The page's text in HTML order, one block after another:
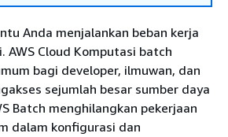
Anda menjalankan beban kerja
AWS Cloud Komputasi batch
bagi developer, ilmuwan, dan
sejumlah besar sumber daya
Batch menghilangkan pekerjaan
dalam konfigurasi dan